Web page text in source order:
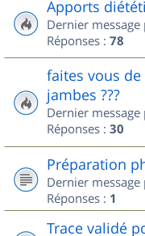
Apports
Dernier message
Réponses : 78
faites vous
jambes ???
Dernier message
Réponses : 30
Préparation
Dernier message
Réponses : 1
Trace validé